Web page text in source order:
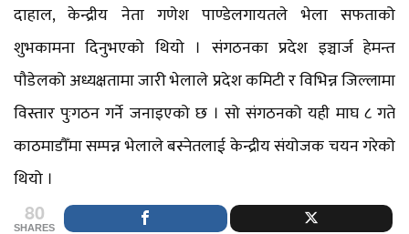
दाहाल, केन्द्रीय नेता गणेश पाण्डेलगायतले भेला सफताको
शुभकामना दिनुभएको थियो । संगठनका प्रदेश इञ्चार्ज हेमन्त
पौडेलको अध्यक्षतामा जारी भेलाले प्रदेश कमिटी र विभिन्न जिल्लामा
विस्तार पुःगठन गर्ने जनाइएको छ । सो संगठनको यही माघ ८ गते
काठमाडौँमा सम्पन्न भेलाले बस्नेतलाई केन्द्रीय संयोजक चयन गरेको
थियो ।
80
SHARES